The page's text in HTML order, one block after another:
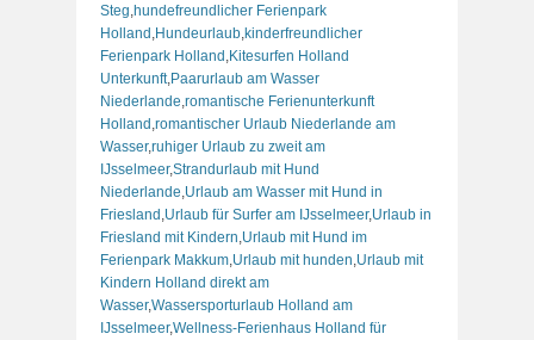
Steg hundefreundlicher Ferienpark
Holland Hundeurlaub kinderfreundlicher
Ferienpark Holland Kitesurfen Holland
Unterkunft, Paarurlaub am Wasser
Niederlande romantische Ferienunterkunft
Holland romantischer Urlaub Niederlande am
Wasser,ruhiger Urlaub zu zweit am
IJsselmeer,Strandurlaub mit Hund
Niederlande Urlaub am Wasser mit Hund in
Friesland Urlaub für Surfer am IJsselmeer, Urlaub in
Friesland mit Kindern Urlaub mit Hund im
Ferienpark Makkum Urlaub mit hunden Urlaub mit
Kindern Holland direkt am
Wasser,Wassersporturlaub Holland am
IJsselmeer,Wellness-Ferienhaus Holland für